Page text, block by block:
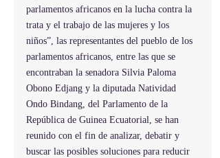
parlamentos africanos en la lucha contra la
trata y el trabajo de las mujeres y los
niños”, las representantes del pueblo de los
parlamentos africanos, entre las que se
encontraban la senadora Silvia Paloma
Obono Edjang y la diputada Natividad
Ondo Bindang, del Parlamento de la
República de Guinea Ecuatorial, se han
reunido con el fin de analizar, debatir y
buscar las posibles soluciones para reducir